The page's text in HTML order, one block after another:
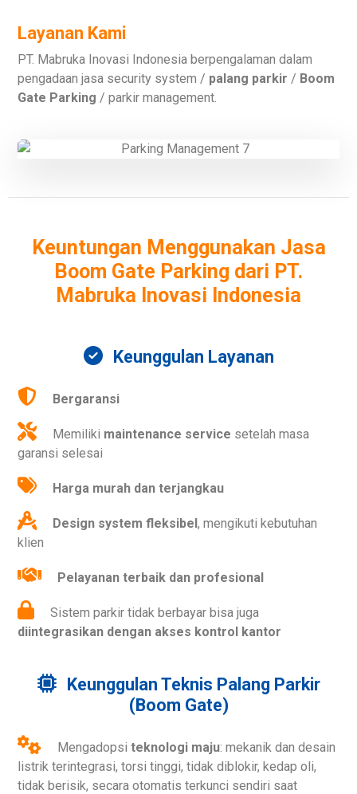
Layanan Kami
PT. Mabruka Inovasi Indonesia berpengalaman dalam
pengadaan jasa security system / palang parkir / Boom
Gate Parking / parkir management.
Keuntungan Menggunakan Jasa
Boom Gate Parking dari PT.
Mabruka Inovasi Indonesia
Keunggulan Layanan
Bergaransi
Memiliki maintenance service setelah masa
garansi selesai
Harga murah dan terjangkau
Design system fleksibel, mengikuti kebutuhan
klien
Pelayanan terbaik dan profesional
Sistem parkir tidak berbayar bisa juga
diintegrasikan dengan akses kontrol kantor
Keunggulan Teknis Palang Parkir
(Boom Gate)
Mengadopsi teknologi maju: mekanik dan desain
listrik terintegrasi, torsi tinggi, tidak diblokir, kedap oli,
tidak berisik, secara otomatis terkunci sendiri saat